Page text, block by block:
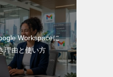
Workspaceに
理由と使い方